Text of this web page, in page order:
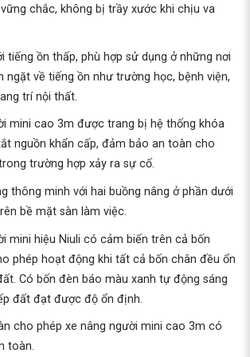
chắc, không bị trầy xước khi chịu va
tiếng ồn thấp, phù hợp sử dụng ở những nơi
ngặt về tiếng ồn như trường học, bệnh viện,
trí nội thất.
mini cao 3m được trang bị hệ thống khóa
nguồn khẩn cấp, đảm bảo an toàn cho
trường hợp xảy ra sự cố.
thông minh với hai buồng nâng ở phần dưới
bề mặt sàn làm việc.
mini hiệu Niuli có cảm biến trên cả bốn
phép hoạt động khi tất cả bốn chân đều ổn
Có bốn đèn báo màu xanh tự động sáng
đất đạt được độ ổn định.
cho phép xe nâng người mini cao 3m có
toàn.